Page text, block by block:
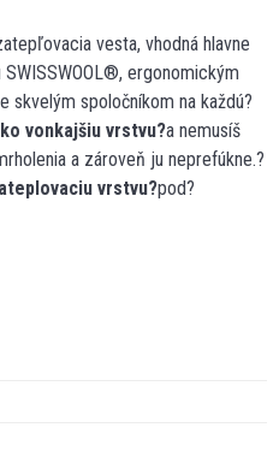
vesta, vhodná hlavne
ergonomickým
skvelým spoločníkom na každú?
vonkajšiu vrstvu?a nemusíš
a zároveň ju neprefúkne.?
vrstvu?pod?